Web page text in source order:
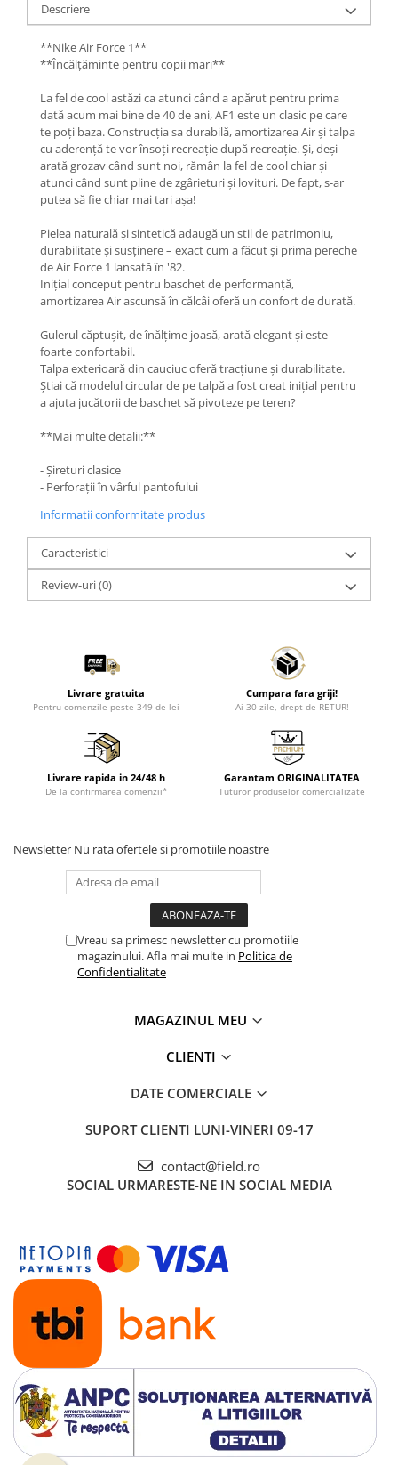
Descriere
**Nike Air Force 1**
**Încălțăminte pentru copii mari**
La fel de cool astăzi ca atunci când a apărut pentru prima
dată acum mai bine de 40 de ani, AF1 este un clasic pe care
te poți baza. Construcția sa durabilă, amortizarea Air și talpa
cu aderență te vor însoți recreație după recreație. Și, deși
arată grozav când sunt noi, rămân la fel de cool chiar și
atunci când sunt pline de zgârieturi și lovituri. De fapt, s-ar
putea să fie chiar mai tari așa!
Pielea naturală și sintetică adaugă un stil de patrimoniu,
durabilitate și susținere – exact cum a făcut și prima pereche
de Air Force 1 lansată în '82.
Inițial conceput pentru baschet de performanță,
amortizarea Air ascunsă în călcâi oferă un confort de durată.
Gulerul căptușit, de înălțime joasă, arată elegant și este
foarte confortabil.
Talpa exterioară din cauciuc oferă tracțiune și durabilitate.
Știai că modelul circular de pe talpă a fost creat inițial pentru
a ajuta jucătorii de baschet să pivoteze pe teren?
**Mai multe detalii:**
- Șireturi clasice
- Perforații în vârful pantofului
Informatii conformitate produs
Caracteristici
Review-uri(0)
Livrare gratuita
Pentru comenzile peste 349 de lei
Cumpara fara griji!
Ai 30 zile, drept de RETUR!
Livrare rapida in 24/48 h
De la confirmarea comenzii*
Garantam ORIGINALITATEA
Tuturor produselor comercializate
Newsletter Nu rata ofertele si promotiile noastre
Vreau sa primesc newsletter cu promotiile
magazinului. Afla mai multe in Politica de
Confidentialitate
MAGAZINUL MEU
CLIENTI
DATE COMERCIALE
SUPORT CLIENTI LUNI-VINERI 09-17
contact@field.ro
SOCIAL URMARESTE-NE IN SOCIAL MEDIA